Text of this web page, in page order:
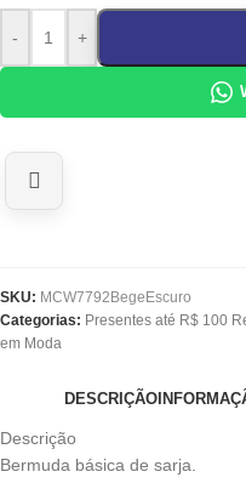
- +
SKU: MCW7792BegeEscuro
Categorias: Presentes até R$ 100
em Moda
DESCRIÇÃO
Descrição
Bermuda básica de sarja.